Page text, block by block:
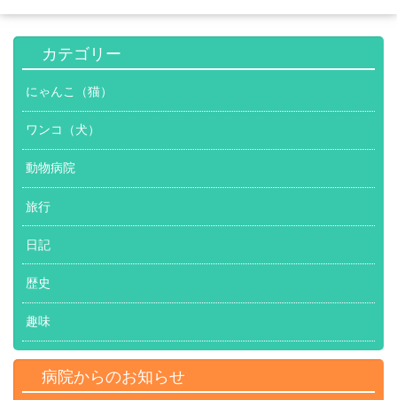
カテゴリー
にゃんこ（猫）
ワンコ（犬）
動物病院
旅行
日記
歴史
趣味
病院からのお知らせ